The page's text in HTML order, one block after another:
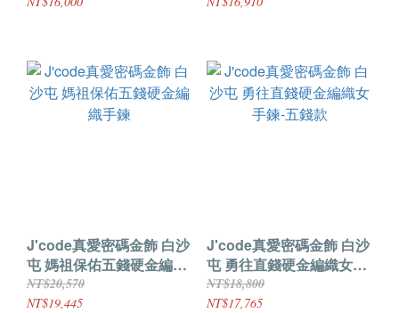
J'code真愛密碼金飾 白沙
屯 媽祖保佑五錢硬金編織
手鍊
NT$20,570
NT$19,445
J'code真愛密碼金飾 白沙
屯 勇往直錢硬金編織女手
鍊-五錢款
NT$18,800
NT$17,765